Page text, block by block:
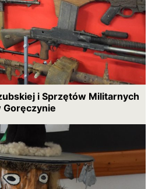
i Sprzętów Militarnych
Goręczynie